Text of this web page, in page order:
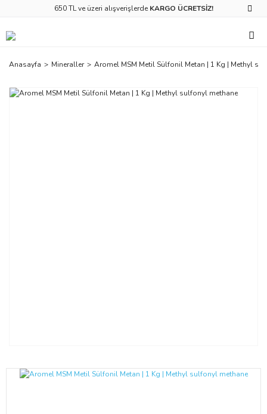
650 TL ve üzeri alışverişlerde KARGO ÜCRETSİZ!
Anasayfa Mineraller Aromel MSM Metil Sülfonil Metan | 1 Kg | ‎Methyl